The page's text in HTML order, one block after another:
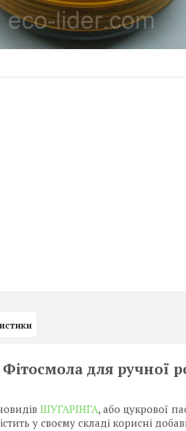
Фітосмола для ручної
ШУГАРІНГА, або цукрової
у своєму складі корисні